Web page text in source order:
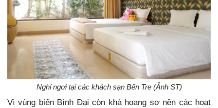
Nghỉ ngơi tại các khách sạn Bến Tre (Ảnh ST)
Vì vùng biển Bình Đại còn khá hoang sơ nên các hoạt